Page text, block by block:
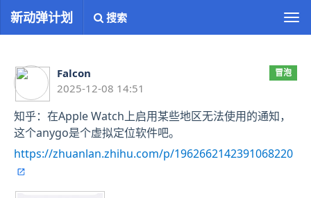
切
换
航
新动弹计划 搜索
Falcon
2025-12-08 14:51
冒泡
知乎：在Apple Watch上启用某些地区无法使用的通知，
这个anygo是个虚拟定位软件吧。
https://zhuanlan.zhihu.com/p/1962662142391068220